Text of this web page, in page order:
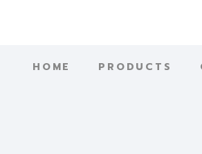
HOME PRODUCTS